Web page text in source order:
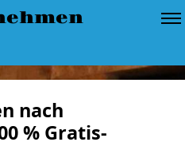
nach
% Gratis-